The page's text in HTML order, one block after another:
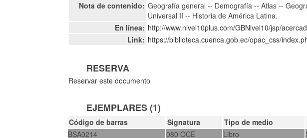
Nota de contenido: Geografía general -- Demografía -- Atlas --
Universal II -- Historia de América Latina.
En línea: http://www.nivel10plus.com/GBNivel10/jsp/
Link: https://biblioteca.cuenca.gob.ec/opac_css/
RESERVA
Reservar este documento
EJEMPLARES (1)
Código de barras Signatura Tipo de medio
BSA0214
080 OCE Libro